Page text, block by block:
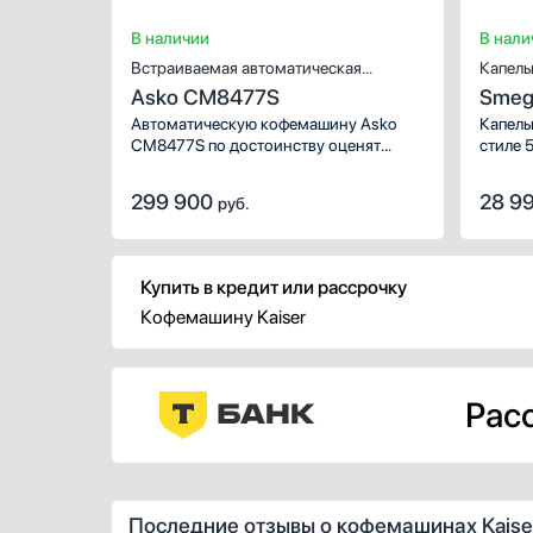
В наличии
Встраиваемая автоматическая
кофемашина
Asko CM8477S
Автоматическую кофемашину Asko
CM8477S по достоинству оценят
которые позволяют готовить
эспрессо, допио и еще множество
Сенсорный TFT дисплей делает
управление моделью намного проще
299 900 руб.
В
стиле
28
Купить в кредит или рассрочку
Кофемашину Kaiser
Последние отзывы о кофемашинах